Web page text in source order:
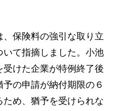
保険料の強引な取り立
て指摘しました。小池
受けた企業が特例終了後
の申請が納付期限の６
め、猶予を受けられな